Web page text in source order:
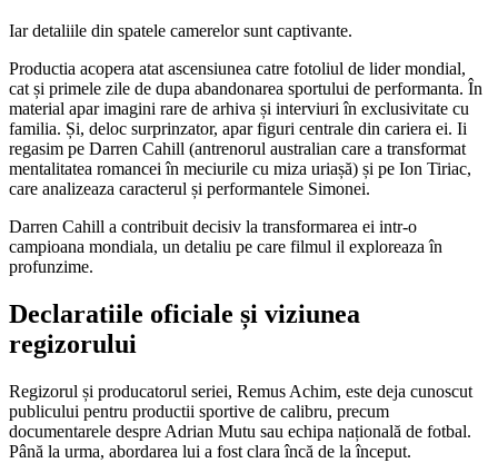
Iar detaliile din spatele camerelor sunt captivante.
Productia acopera atat ascensiunea catre fotoliul de lider mondial,
cat și primele zile de dupa abandonarea sportului de performanta. În
material apar imagini rare de arhiva și interviuri în exclusivitate cu
familia. Și, deloc surprinzator, apar figuri centrale din cariera ei. Ii
regasim pe Darren Cahill (antrenorul australian care a transformat
mentalitatea romancei în meciurile cu miza uriașă) și pe Ion Tiriac,
care analizeaza caracterul și performantele Simonei.
Darren Cahill a contribuit decisiv la transformarea ei intr-o
campioana mondiala, un detaliu pe care filmul il exploreaza în
profunzime.
Declaratiile oficiale și viziunea
regizorului
Regizorul și producatorul seriei, Remus Achim, este deja cunoscut
publicului pentru productii sportive de calibru, precum
documentarele despre Adrian Mutu sau echipa națională de fotbal.
Până la urma, abordarea lui a fost clara încă de la început.